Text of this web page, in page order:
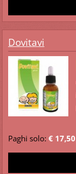
Dovitavi
Paghi solo: € 17,50